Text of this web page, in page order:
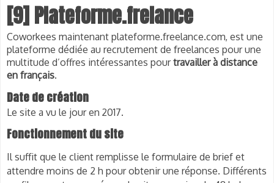
[9] Plateforme.frelance
Coworkees maintenant plateforme.freelance.com, est une
plateforme dédiée au recrutement de freelances pour une
multitude d’offres intéressantes pourtravailler à distance
en français.
Date de création
Le site a vu le jour en 2017.
Fonctionnement du site
Il suffit que le client remplisse le formulaire de brief et
attendre moins de 2 h pour obtenir une réponse. Différents